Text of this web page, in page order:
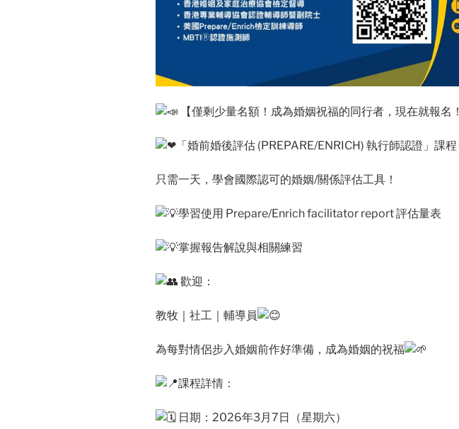
【僅剩少量名額！成為婚姻祝福的同行者，現在就報名！
「婚前婚後評估 (PREPARE/ENRICH) 執行師認證」課程
只需一天，學會國際認可的婚姻/關係評估工具！
學習使用 Prepare/Enrich facilitator report 評估量表
掌握報告解說與相關練習
歡迎：
教牧｜社工｜輔導員
為每對情侶步入婚姻前作好準備，成為婚姻的祝福
課程詳情：
日期：2026年3月7日（星期六）